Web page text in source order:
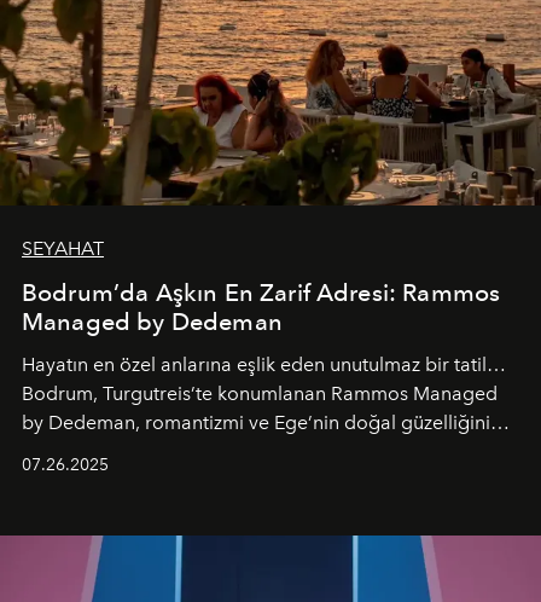
SEYAHAT
Bodrum’da Aşkın En Zarif Adresi: Rammos
Managed by Dedeman
Hayatın en özel anlarına eşlik eden unutulmaz bir tatil…
Bodrum, Turgutreis’te konumlanan Rammos Managed
by Dedeman, romantizmi ve Ege’nin doğal güzelliğini
07.26.2025